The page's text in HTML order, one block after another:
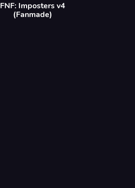
FNF: Imposters v4
(Fanmade)